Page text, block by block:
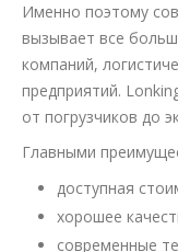
Именно поэтому
вызывает все
компаний,
предприятий.
от погрузчиков до
Главными
доступная
хорошее
современные